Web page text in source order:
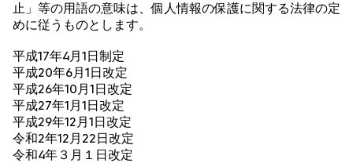
止」等の用語の意味は、個人情報の保護に関する法律の定
めに従うものとします。
平成17年4月1日制定
平成20年6月1日改定
平成26年10月1日改定
平成27年1月1日改定
平成29年12月1日改定
令和2年12月22日改定
令和4年３月１日改定